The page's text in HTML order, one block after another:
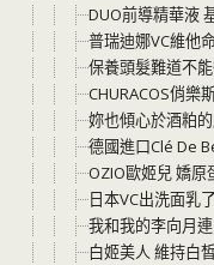
DUO前導精華液
普瑞迪娜VC維他
保養頭髮難道不
CHURACOS俏樂
妳也傾心於酒粕
德國進口Clé De
OZIO歐姬兒 嬌原
日本VC出洗面乳
我和我的李向月
白姬美人 維持白